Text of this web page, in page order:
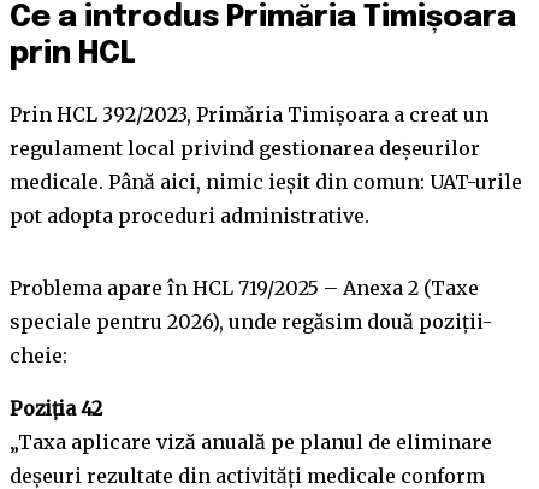
Ce a introdus Primăria Timișoara
prin HCL
Prin HCL 392/2023, Primăria Timișoara a creat un
regulament local privind gestionarea deșeurilor
medicale. Până aici, nimic ieșit din comun: UAT-urile
pot adopta proceduri administrative.
Problema apare în HCL 719/2025 – Anexa 2 (Taxe
speciale pentru 2026), unde regăsim două poziții-
cheie:
Poziția 42
„Taxa aplicare viză anuală pe planul de eliminare
deșeuri rezultate din activități medicale conform